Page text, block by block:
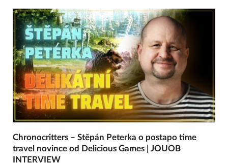
Chronocritters – Stěpán Peterka o postapo time
travel novince od Delicious Games | JOUOB
INTERVIEW